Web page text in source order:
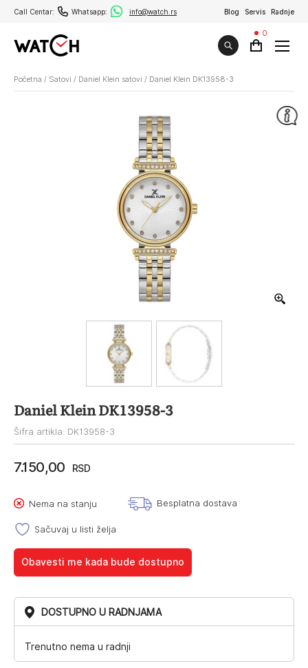
Call Centar: Whatsapp: info@watch.rs Blog Servis Radnje
0
Početna / Satovi / Daniel Klein satovi / Daniel Klein DK13958-3
Daniel Klein DK13958-3
Šifra artikla: DK13958-3
7.150,00 RSD
Nema na stanju Besplatna dostava
Sačuvaj u listi želja
Obavesti me kada bude dostupno
DOSTUPNO U RADNJAMA
Trenutno nema u radnji